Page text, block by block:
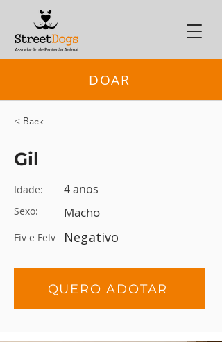
DOAR
< Back
Gil
Idade: 4 anos
Sexo: Macho
Fiv e Felv Negativo
QUERO ADOTAR